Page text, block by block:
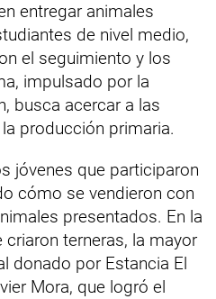
entregar animales
de nivel medio,
el seguimiento y los
impulsado por la
busca acercar a las
producción primaria.
jóvenes que participaron
cómo se vendieron con
presentados. En la
terneras, la mayor
donado por Estancia El
Mora, que logró el